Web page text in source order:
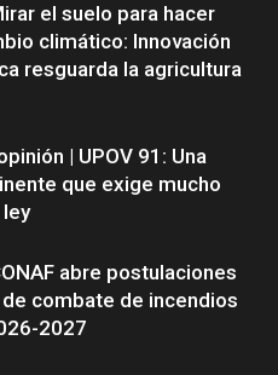
el suelo para hacer
climático: Innovación
resguarda la agricultura
| UPOV 91: Una
que exige mucho
ley
abre postulaciones
combate de incendios
2027